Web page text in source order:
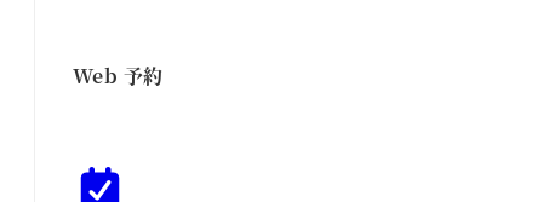
Web 予約